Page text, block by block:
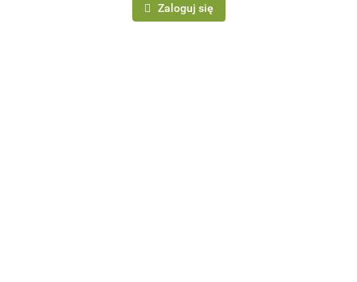
Zaloguj się